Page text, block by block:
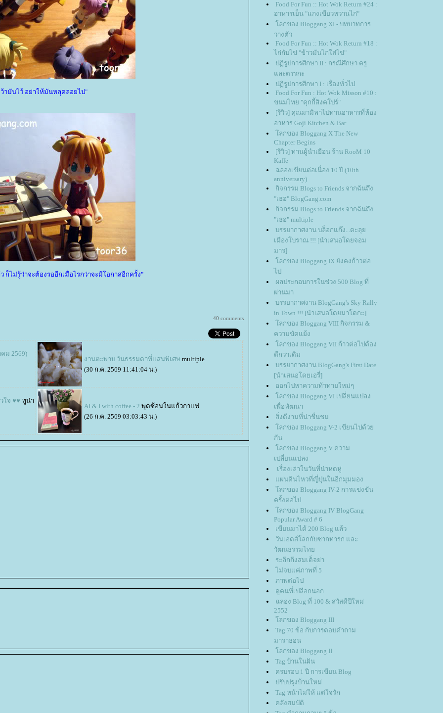
ามันไว้ อย่าให้มันหลุดลอยไป"
ก็ไม่รู้ว่าจะต้องรออีกเมื่อไรกว่าจะมีโอกาสอีกครั้ง"
40 comments
ม 2569)
งานตะพาบ วันธรรมดาที่แสนพิเศษ multiple
(30 ก.ค. 2569 11:41:04 น.)
ใจ ♥♥ ทูน่า
AI & I with coffee - 2 พุดซ้อนในแก้วกาแฟ
(26 ก.ค. 2569 03:03:43 น.)
Food For Fun :: Hot Wok Return #24 :
อาหารเย็น "แกงเขียวหวานไก่"
ลกของ Bloggang XI - บทบาทการ
วางตัว
Food For Fun :: Hot Wok Return #18 :
ไก่กับไข่ "ข้าวมันไก่ใส่ไข่"
ปฏิรูปการศึกษา II : กรณีศึกษา ครู
ละตรรกะ
ปฏิรูปการศึกษา I : เรื่องทั่วไป
Food For Fun : Hot Wok Misson #10 :
ขนมไทย "คุกกี้สิงคโปร์"
[รีวิว] คุณมามิพาไปทานอาหารที่ห้อง
อาหาร Goji Kitchen & Bar
ลกของ Bloggang X The New
Chapter Begins
[รีวิว] ท่านผู้นำเยือน ร้าน RooM 10
Kaffe
ฉลองเขียนต่อเนื่อง 10 ปี (10th
anniversary)
กิจกรรม Blogs to Friends จากฉันถึง
"เธอ" BlogGang.com
กิจกรรม Blogs to Friends จากฉันถึง
"เธอ" multiple
บรรยากาศงาน บล็อกแก๊ง...ตะลุ
เมืองโบราณ !!! [นำเสนอโดยจอม
มาร]
ลกของ Bloggang IX ยังคงก้าวต่อ
ไป
ผลประกอบการในช่วง 500 Blog ที่
ผ่านมา
บรรยากาศงาน BlogGang's Sky Rally
in Town !!! [นำเสนอโดยมาโดกะ]
ลกของ Bloggang VIII กิจกรรม &
ความขัดแย้ง
ลกของ Bloggang VII ก้าวต่อไปต้อง
ดีกว่าเดิม
บรรยากาศงาน BlogGang's First Date
[นำเสนอโดยเอรี่]
ออกไปหาความท้าทายใหม่ๆ
ลกของ Bloggang VI เปลี่ยนแปลง
เพื่อพัฒนา
สิ่งดีงามที่น่าชื่นชม
ลกของ Bloggang V-2 เขียนไปด้ว
กัน
ลกของ Bloggang V ความ
เปลี่ยนแปลง
เรื่องเล่าในวันที่น่าหดหู่
ผ่นดินไหวที่ญี่ปุ่นในอีกมุมมอง
ลกของ Bloggang IV-2 การแข่งขัน
ครั้งต่อไป
ลกของ Bloggang IV BlogGang
Popular Award # 6
เขียนมาได้ 200 Blog แล้ว
วันเอดส์โลกกับซากทารก และ
วัฒนธรรมไท
ระลึกถึงสมเด็จย่า
ไม่จบแค่ภาพที่ 5
ภาพต่อไป
ดูคนที่เปลือกนอก
ฉลอง Blog ที่ 100 & สวัสดีปีใหม่
2552
ลกของ Bloggang III
Tag 70 ข้อ กับการตอบคำถาม
มาราธอน
ลกของ Bloggang II
Tag บ้านในฝัน
ครบรอบ 1 ปี การเขียน Blog
ปรับปรุงบ้านใหม่
Tag หน้าไม่ให้ แต่ใจรัก
คลังสมบัติ